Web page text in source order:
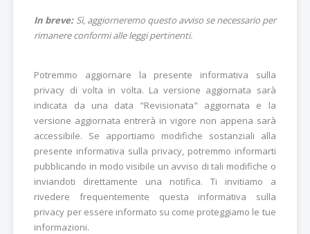
In breve:Sì, aggiorneremo questo avviso se necessario per
rimanere conformi alle leggi pertinenti.
Potremmo aggiornare la presente informativa sulla
privacy di volta in volta. La versione aggiornata sarà
indicata da una data "Revisionata" aggiornata e la
versione aggiornata entrerà in vigore non appena sarà
accessibile. Se apportiamo modifiche sostanziali alla
presente informativa sulla privacy, potremmo informarti
pubblicando in modo visibile un avviso di tali modifiche o
inviandoti direttamente una notifica. Ti invitiamo a
rivedere frequentemente questa informativa sulla
privacy per essere informato su come proteggiamo le tue
informazioni.